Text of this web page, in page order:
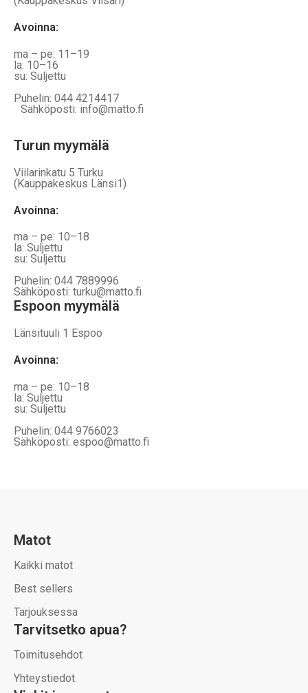
Avoinna:
ma – pe: 11–19
la: 10–16
su: Suljettu
Puhelin: 044 4214417
Sähköposti: info@matto.fi
Turun myymälä
Viilarinkatu 5 Turku
(Kauppakeskus Länsi1)
Avoinna:
ma – pe: 10–18
la: Suljettu
su: Suljettu
Puhelin: 044 7889996
Sähköposti: turku@matto.fi
Espoon myymälä
Länsituuli 1 Espoo
Avoinna:
ma – pe: 10–18
la: Suljettu
su: Suljettu
Puhelin: 044 9766023
Sähköposti: espoo@matto.fi
Matot
Kaikki matot
Best sellers
Tarjouksessa
Tarvitsetko apua?
Toimitusehdot
Yhteystiedot